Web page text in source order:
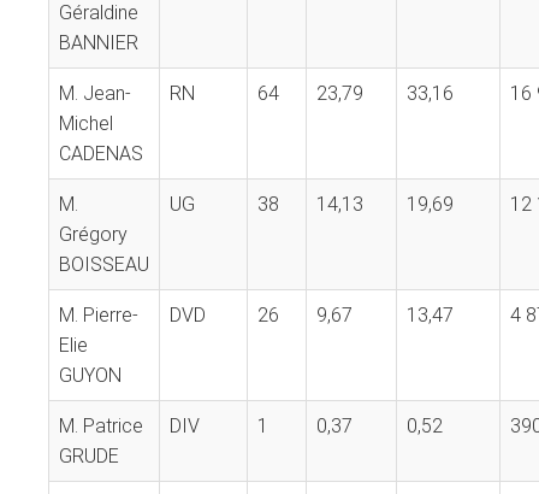
Géraldine
BANNIER
M. Jean-
Michel
CADENAS
RN 64 23,79 33,16 16
M.
Grégory
BOISSEAU
UG 38 14,13 19,69 12
M. Pierre-
Elie
GUYON
DVD 26 9,67 13,47 4
M. Patrice
GRUDE
DIV 1 0,37 0,52